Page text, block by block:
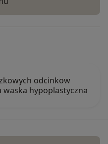
odcinkow
hypoplastyczna